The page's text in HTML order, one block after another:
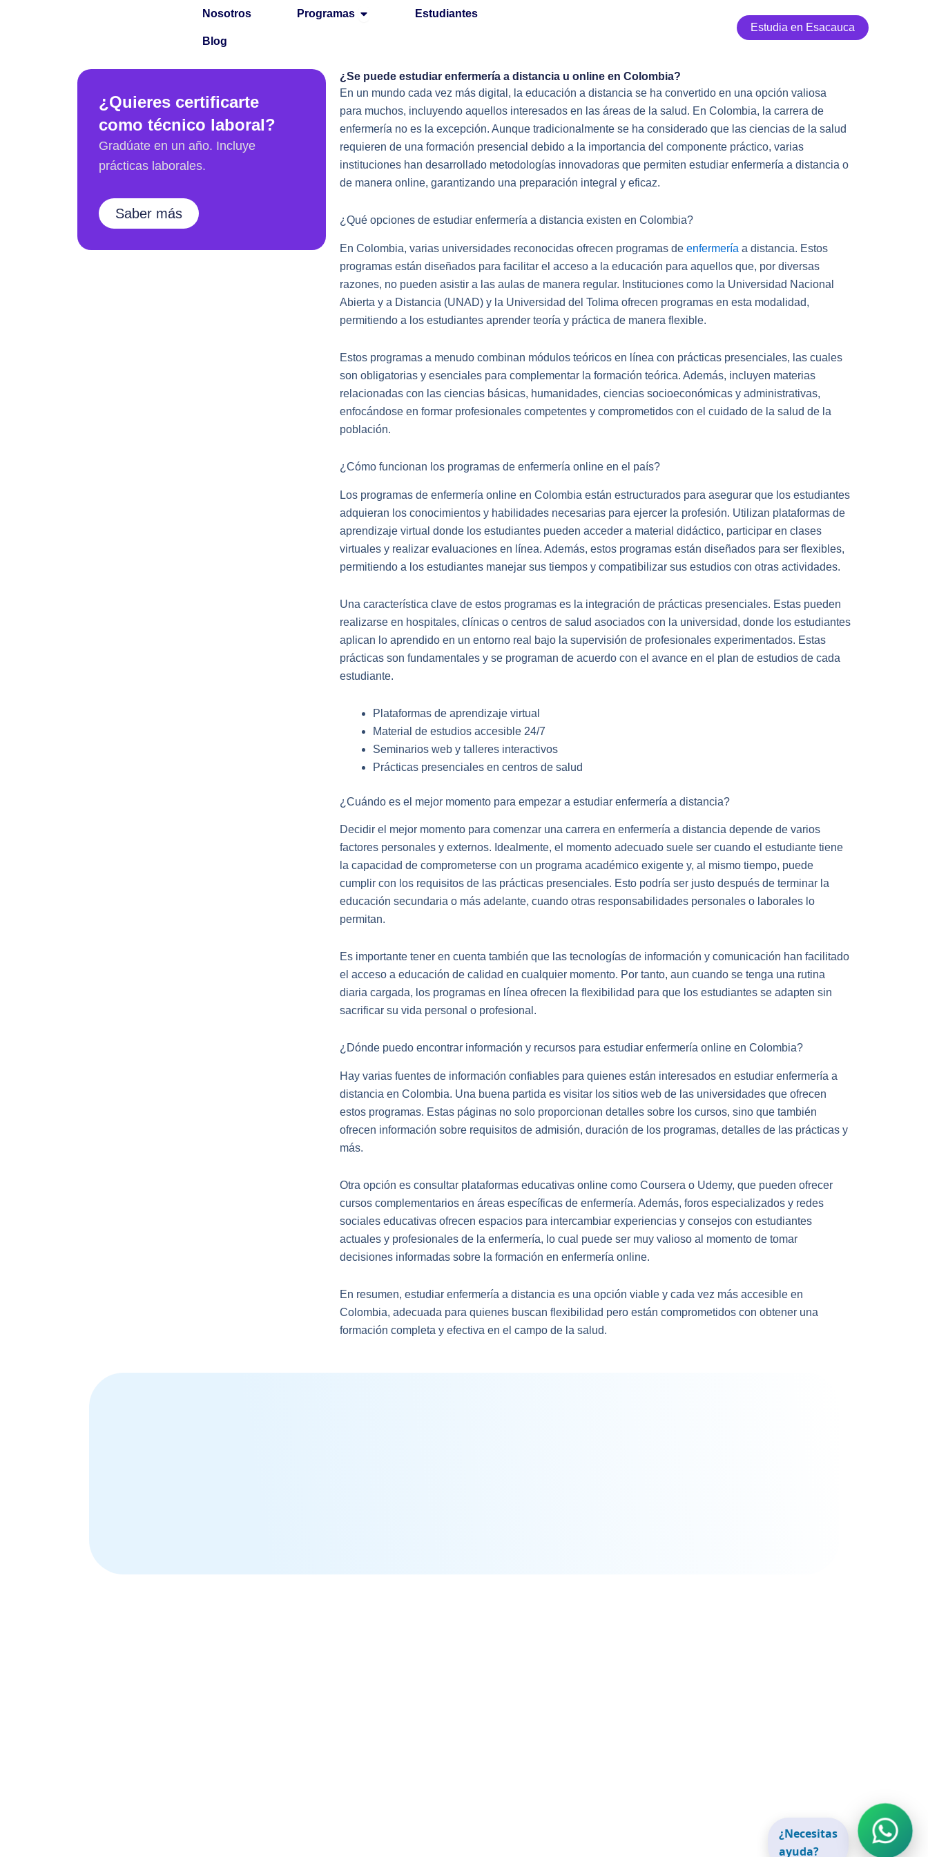
Nosotros Programas Open ProgramasEstudiantes
Blog
Estudia en Esacauca
¿Quieres certificarte
como técnico laboral?
Gradúate en un año. Incluye
prácticas laborales.
Saber más
¿Se puede estudiar enfermería a distancia u online en Colombia?
En un mundo cada vez más digital, la educación a distancia se ha convertido en una opción valiosa
para muchos, incluyendo aquellos interesados en las áreas de la salud. En Colombia, la carrera de
enfermería no es la excepción. Aunque tradicionalmente se ha considerado que las ciencias de la salud
requieren de una formación presencial debido a la importancia del componente práctico, varias
instituciones han desarrollado metodologías innovadoras que permiten estudiar enfermería a distancia o
de manera online, garantizando una preparación integral y eficaz.
¿Qué opciones de estudiar enfermería a distancia existen en Colombia?
En Colombia, varias universidades reconocidas ofrecen programas de enfermería a distancia. Estos
programas están diseñados para facilitar el acceso a la educación para aquellos que, por diversas
razones, no pueden asistir a las aulas de manera regular. Instituciones como la Universidad Nacional
Abierta y a Distancia (UNAD) y la Universidad del Tolima ofrecen programas en esta modalidad,
permitiendo a los estudiantes aprender teoría y práctica de manera flexible.
Estos programas a menudo combinan módulos teóricos en línea con prácticas presenciales, las cuales
son obligatorias y esenciales para complementar la formación teórica. Además, incluyen materias
relacionadas con las ciencias básicas, humanidades, ciencias socioeconómicas y administrativas,
enfocándose en formar profesionales competentes y comprometidos con el cuidado de la salud de la
población.
¿Cómo funcionan los programas de enfermería online en el país?
Los programas de enfermería online en Colombia están estructurados para asegurar que los estudiantes
adquieran los conocimientos y habilidades necesarias para ejercer la profesión. Utilizan plataformas de
aprendizaje virtual donde los estudiantes pueden acceder a material didáctico, participar en clases
virtuales y realizar evaluaciones en línea. Además, estos programas están diseñados para ser flexibles,
permitiendo a los estudiantes manejar sus tiempos y compatibilizar sus estudios con otras actividades.
Una característica clave de estos programas es la integración de prácticas presenciales. Estas pueden
realizarse en hospitales, clínicas o centros de salud asociados con la universidad, donde los estudiantes
aplican lo aprendido en un entorno real bajo la supervisión de profesionales experimentados. Estas
prácticas son fundamentales y se programan de acuerdo con el avance en el plan de estudios de cada
estudiante.
Plataformas de aprendizaje virtual
Material de estudios accesible 24/7
Seminarios web y talleres interactivos
Prácticas presenciales en centros de salud
¿Cuándo es el mejor momento para empezar a estudiar enfermería a distancia?
Decidir el mejor momento para comenzar una carrera en enfermería a distancia depende de varios
factores personales y externos. Idealmente, el momento adecuado suele ser cuando el estudiante tiene
la capacidad de comprometerse con un programa académico exigente y, al mismo tiempo, puede
cumplir con los requisitos de las prácticas presenciales. Esto podría ser justo después de terminar la
educación secundaria o más adelante, cuando otras responsabilidades personales o laborales lo
permitan.
Es importante tener en cuenta también que las tecnologías de información y comunicación han facilitado
el acceso a educación de calidad en cualquier momento. Por tanto, aun cuando se tenga una rutina
diaria cargada, los programas en línea ofrecen la flexibilidad para que los estudiantes se adapten sin
sacrificar su vida personal o profesional.
¿Dónde puedo encontrar información y recursos para estudiar enfermería online en Colombia?
Hay varias fuentes de información confiables para quienes están interesados en estudiar enfermería a
distancia en Colombia. Una buena partida es visitar los sitios web de las universidades que ofrecen
estos programas. Estas páginas no solo proporcionan detalles sobre los cursos, sino que también
ofrecen información sobre requisitos de admisión, duración de los programas, detalles de las prácticas y
más.
Otra opción es consultar plataformas educativas online como Coursera o Udemy, que pueden ofrecer
cursos complementarios en áreas específicas de enfermería. Además, foros especializados y redes
sociales educativas ofrecen espacios para intercambiar experiencias y consejos con estudiantes
actuales y profesionales de la enfermería, lo cual puede ser muy valioso al momento de tomar
decisiones informadas sobre la formación en enfermería online.
En resumen, estudiar enfermería a distancia es una opción viable y cada vez más accesible en
Colombia, adecuada para quienes buscan flexibilidad pero están comprometidos con obtener una
formación completa y efectiva en el campo de la salud.
¿Necesitas
ayuda?